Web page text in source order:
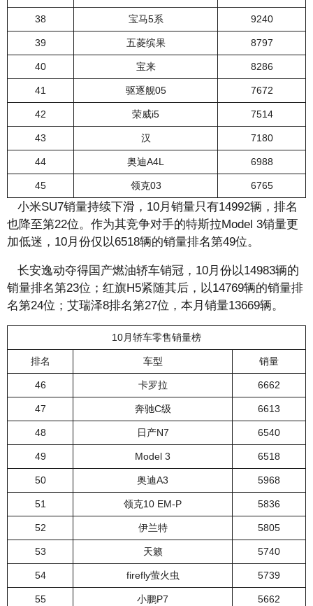
38 宝马5系 9240
39 五菱缤果 8797
40 宝来 8286
41 驱逐舰05 7672
42 荣威i5 7514
43 汉 7180
44 奥迪A4L 6988
45 领克03 6765
小米SU7销量持续下滑，10月销量只有14992辆，排名
也降至第22位。作为其竞争对手的特斯拉Model 3销量更
加低迷，10月份仅以6518辆的销量排名第49位。
长安逸动夺得国产燃油轿车销冠，10月份以14983辆的
销量排名第23位；红旗H5紧随其后，以14769辆的销量排
名第24位；艾瑞泽8排名第27位，本月销量13669辆。
10月轿车零售销量榜
排名 车型 销量
46 卡罗拉 6662
47 奔驰C级 6613
48 日产N7 6540
49 Model 3 6518
50 奥迪A3 5968
51 领克10 EM-P 5836
52 伊兰特 5805
53 天籁 5740
54 firefly萤火虫 5739
55 小鹏P7 5662